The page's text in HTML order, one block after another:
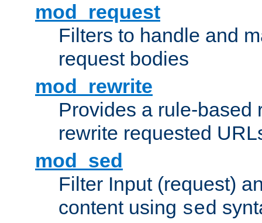
mod_request
Filters to handle and
request bodies
mod_rewrite
Provides a rule-based
rewrite requested
mod_sed
Filter Input (request)
content using sed